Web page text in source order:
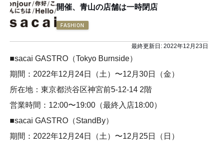
開催、青山の店舗は一時閉店
FASHION
最終更新日: 2022年12月23日
■sacai GASTRO（Tokyo Burnside）
期間：2022年12月24日（土）〜12月30日（金）
所在地：東京都渋谷区神宮前5-12-14 2階
営業時間：12:00〜19:00（最終入店18:00）
■sacai GASTRO（StandBy）
期間：2022年12月24日（土）〜12月25日（日）